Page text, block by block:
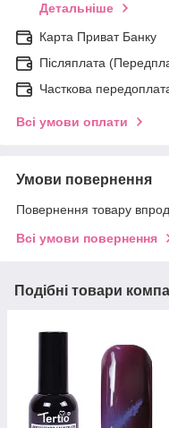
Детальніше
Карта Приват Банку
Післяплата
Часткова
Всі умови оплати
Умови повернення
Повернення товару
Всі умови повернення
Подібні товари